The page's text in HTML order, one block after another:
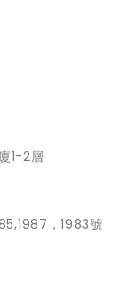
1-2層
，1983號